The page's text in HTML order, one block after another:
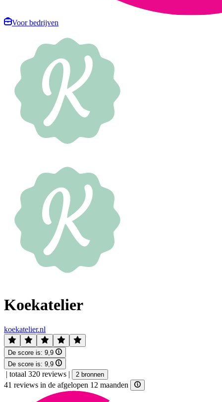
Voor bedrijven
Koekatelier
koekatelier.nl
De score is: 9,9
De score is: 9,9
| totaal 320 reviews | 2 bronnen
41 reviews in de afgelopen 12 maanden